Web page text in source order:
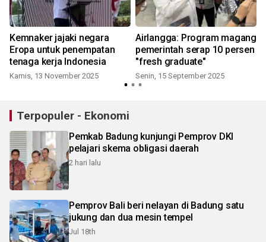
Kemnaker jajaki negara
Eropa untuk penempatan
tenaga kerja Indonesia
Kamis, 13 November 2025
Airlangga: Program magang
pemerintah serap 10 persen
"fresh graduate"
Senin, 15 September 2025
Terpopuler - Ekonomi
Pemkab Badung kunjungi Pemprov DKI
pelajari skema obligasi daerah
2 hari lalu
Pemprov Bali beri nelayan di Badung satu
jukung dan dua mesin tempel
Jul 18th